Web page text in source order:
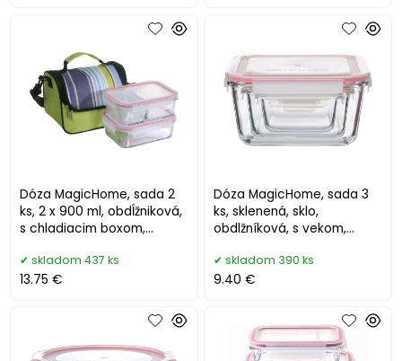
Dóza MagicHome, sada 2
ks, 2 x 900 ml, obdĺžniková,
s chladiacim boxom,
sklen
skladom 437 ks
13.75 €
Dóza MagicHome, sada 3
ks, sklenená, sklo,
obdlžníková, s vekom,
skladom 390 ks
9.40 €